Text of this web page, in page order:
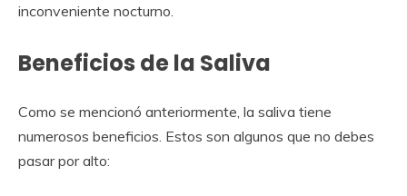
inconveniente nocturno.
Beneficios de la Saliva
Como se mencionó anteriormente, la saliva tiene
numerosos beneficios. Estos son algunos que no debes
pasar por alto: